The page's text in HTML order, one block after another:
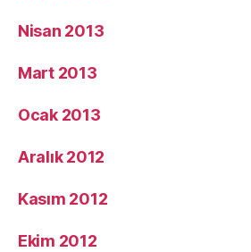
Nisan 2013
Mart 2013
Ocak 2013
Aralık 2012
Kasım 2012
Ekim 2012